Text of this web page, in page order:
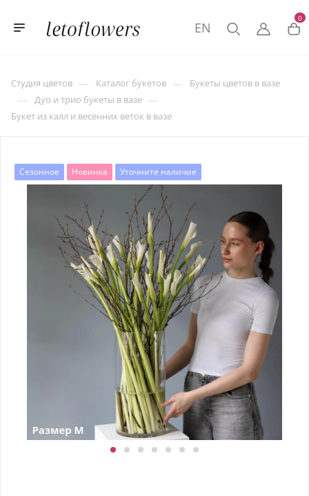
0
EN
Студия цветов — Каталог букетов — Букеты цветов в вазе
— Дуо и трио букеты в вазе —
Букет из калл и весенних веток в вазе
Сезонное Новинка Уточните наличие